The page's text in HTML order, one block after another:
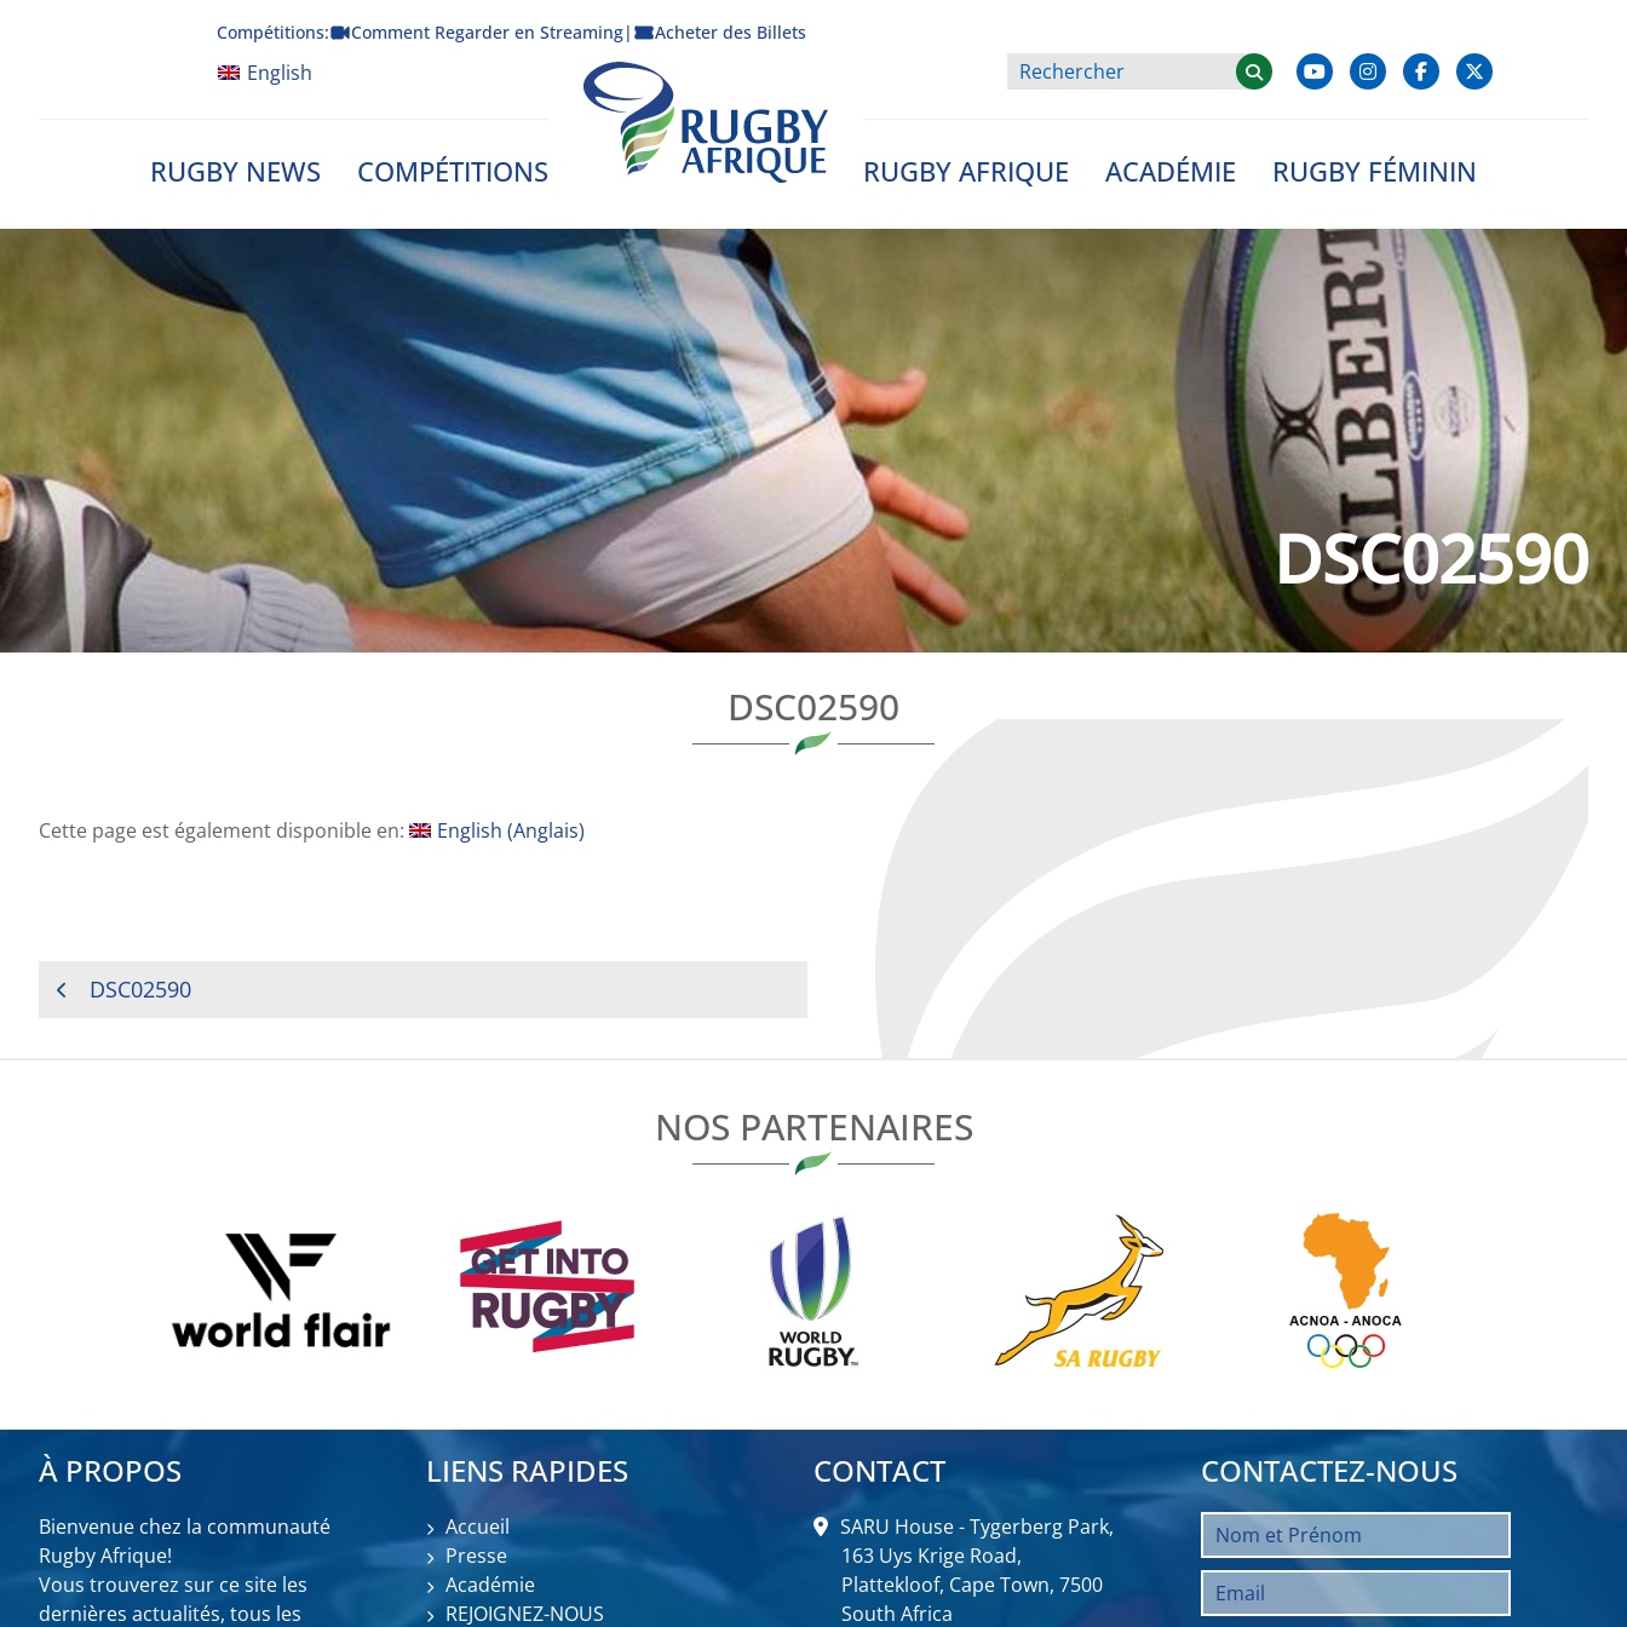
Compétitions: Comment Regarder en Streaming| Acheter des Billets
English
RUGBY NEWS COMPÉTITIONS
Rugby Afrique
RUGBY AFRIQUE ACADÉMIE RUGBY FÉMININ
DSC02590
DSC02590
Cette page est également disponible en: English (Anglais)
NAVIGATION
DSC02590
NOS PARTENAIRES
À PROPOS
Bienvenue chez la communauté
Rugby Afrique!
Vous trouverez sur ce site les
dernières actualités, tous les
LIENS RAPIDES
Accueil
Presse
Académie
REJOIGNEZ-NOUS
CONTACT
SARU House - Tygerberg Park,
163 Uys Krige Road,
Plattekloof, Cape Town, 7500
South Africa
CONTACTEZ-NOUS